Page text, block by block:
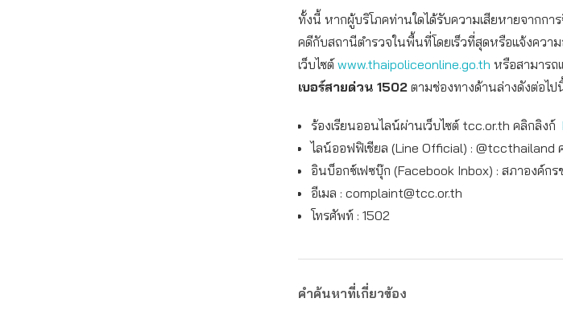
ทั้งนี้ หากผู้บริโภคท่านใดได้รับความเสียหายจากก
คดีกับสถานีตำรวจในพื้นที่โดยเร็วที่สุดหรือแจ้งควา
เว็บไซต์ www.thaipoliceonline.go.th หรือสามารถ
เบอร์สายด่วน 1502 ตามช่องทางด้านล่างดังต่อไป
ร้องเรียนออนไลน์ผ่านเว็บไซต์ tcc.or.th คลิกลิงก์
ไลน์ออฟฟิเชียล (Line Official) : @tccthailand
อินบ็อกซ์เฟซบุ๊ก (Facebook Inbox) : สภาองค์กร
อีเมล : complaint@tcc.or.th
โทรศัพท์ : 1502
คำค้นหาที่เกี่ยวข้อง